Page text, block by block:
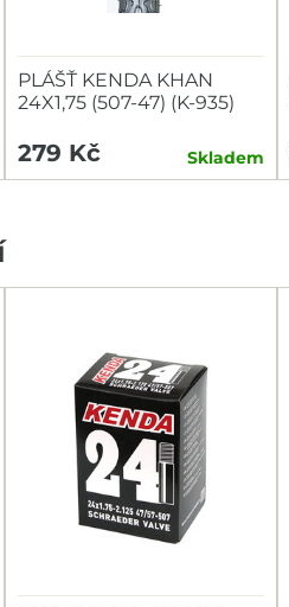
PLÁŠŤ KENDA KHAN
24X1,75 (507-47) (K-935)
279 Kč Skladem